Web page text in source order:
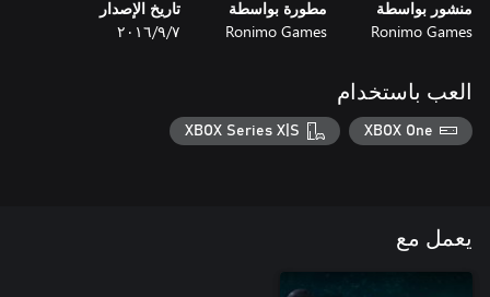
منشور بواسطة
Ronimo Games
مطورة بواسطة
Ronimo Games
تاريخ الإصدار
٧‏/٩‏/٢٠١٦
العب باستخدام
XBOX One
XBOX Series X|S
يعمل مع